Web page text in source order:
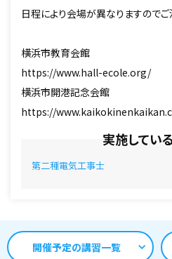
日程により会場が異なりますのでご
横浜市教育会館
https://www.hall-ecole.org/
横浜市開港記念会館
https://
実施してい
第二種電気工事士
開催予定の講習一覧